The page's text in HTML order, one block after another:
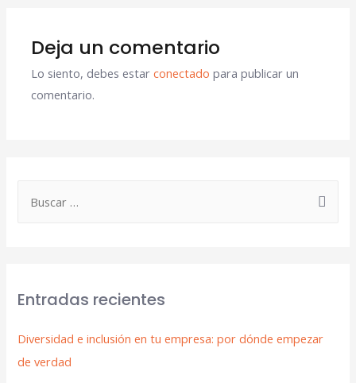
Entradas recientes
Diversidad e inclusión en tu empresa: por dónde empezar
de verdad
Deja un comentario
Lo siento, debes estarconectado para publicar un
comentario.